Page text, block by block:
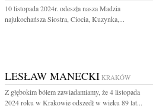
10 listopada 2024r. odeszła nasza Madzia
najukochańsza Siostra, Ciocia, Kuzynka,...
LESŁAW MANECKI KRAKÓW
Z głębokim bólem zawiadamiamy, że 4 listopada
2024 roku w Krakowie odszedł w wieku 89 lat...